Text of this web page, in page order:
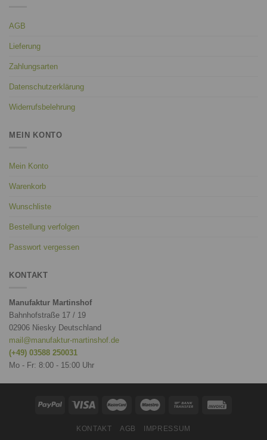
AGB
Lieferung
Zahlungsarten
Datenschutzerklärung
Widerrufsbelehrung
MEIN KONTO
Mein Konto
Warenkorb
Wunschliste
Bestellung verfolgen
Passwort vergessen
KONTAKT
Manufaktur Martinshof
Bahnhofstraße 17 / 19
02906 Niesky Deutschland
mail@manufaktur-martinshof.de
(+49) 03588 250031
Mo - Fr: 8:00 - 15:00 Uhr
KONTAKT AGB IMPRESSUM